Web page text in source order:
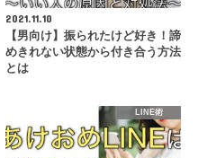
2021.11.10
【男向け】振られたけど好き！諦
めきれない状態から付き合う方法
とは
LINE術